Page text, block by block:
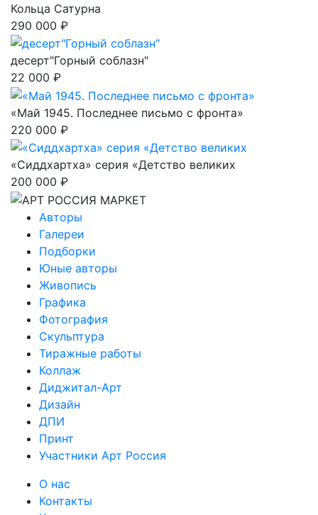
Кольца Сатурна
290 000 ₽
десерт"Горный соблазн"
22 000 ₽
«Май 1945. Последнее письмо с фронта»
220 000 ₽
«Сиддхартха» серия «Детство великих
200 000 ₽
Авторы
Галереи
Подборки
Юные авторы
Живопись
Графика
Фотография
Скульптура
Тиражные работы
Коллаж
Диджитал-Арт
Дизайн
ДПИ
Принт
Участники Арт Россия
О нас
Контакты